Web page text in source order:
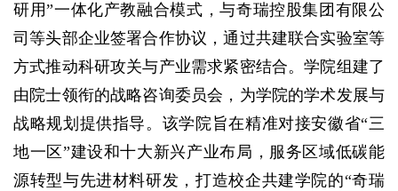
研用”一体化产教融合模式，与奇瑞控股集团有限公
司等头部企业签署合作协议，通过共建联合实验室等
方式推动科研攻关与产业需求紧密结合。学院组建了
由院士领衔的战略咨询委员会，为学院的学术发展与
战略规划提供指导。该学院旨在精准对接安徽省“三
地一区”建设和十大新兴产业布局，服务区域低碳能
源转型与先进材料研发，打造校企共建学院的“奇瑞